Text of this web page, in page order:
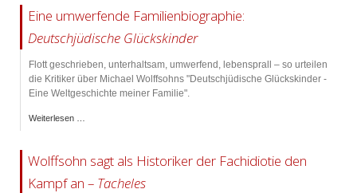
Eine umwerfende Familienbiographie:
Deutschjüdische Glückskinder
Flott geschrieben, unterhaltsam, umwerfend, lebensprall – so urteilen
die Kritiker über Michael Wolffsohns "Deutschjüdische Glückskinder -
Eine Weltgeschichte meiner Familie".
Weiterlesen …
Wolffsohn sagt als Historiker der Fachidiotie den
Kampf an – Tacheles